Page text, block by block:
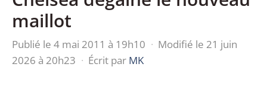
maillot
Publié le 4 mai 2011 à 19h10 · Modifié le 21 juin
2026 à 20h23 · Écrit par MK